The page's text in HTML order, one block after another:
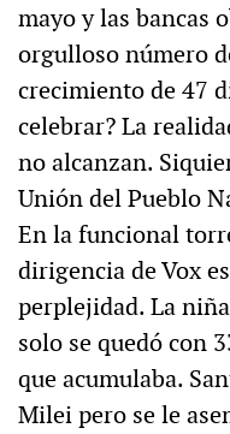
mayo y las bancas
orgulloso número
crecimiento de 47
celebrar? La
no alcanzan.
Unión del Pueblo
En la funcional
dirigencia de Vox
perplejidad. La
solo se quedó con
que acumulaba.
Milei pero se le